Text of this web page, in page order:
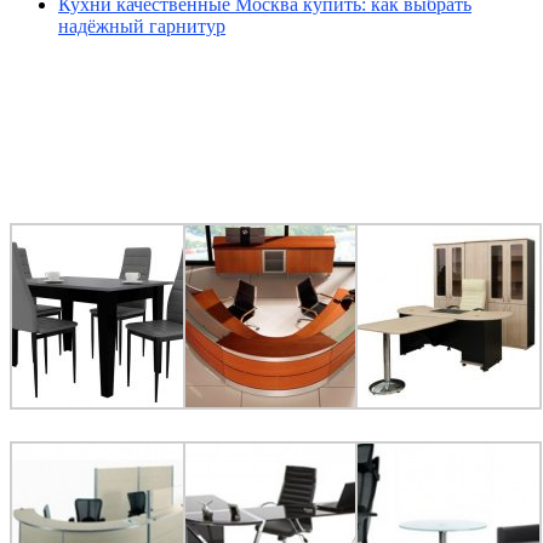
Кухни качественные Москва купить: как выбрать
надёжный гарнитур